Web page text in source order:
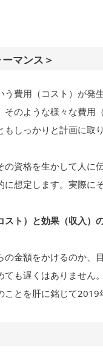
マンス＞
う費用（コスト）が
そのような様々な費
しっかりと計画に取
資格を生かして人に
想定します。実際に
スト）と効果（収入）
の金額をかけるのか
も遅くはありません。
とを肝に銘じて2019